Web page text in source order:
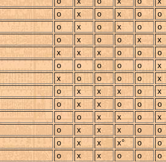
o x o x o o
o x o x o o
o x o o x x
x x x o o o
o o o o o x
x o o o o x
o x x x o x
o x x o o o
o o x x o x
o x x x o o
o x x x° o o
o x x o o o